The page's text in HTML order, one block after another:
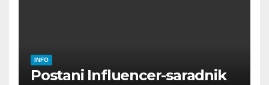
INFO
Postani Influencer-saradnik